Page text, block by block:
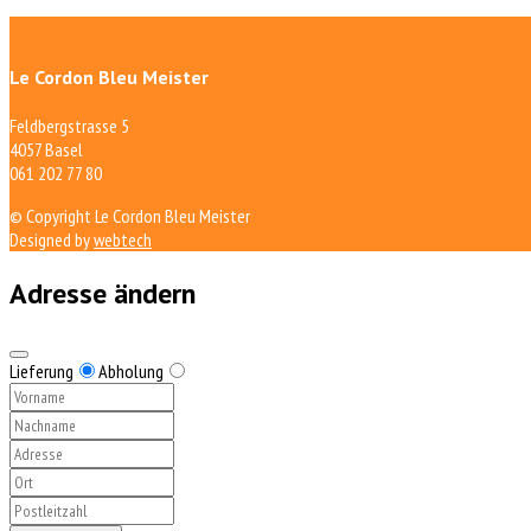
Le Cordon Bleu Meister
Feldbergstrasse 5
4057 Basel
061 202 77 80
© Copyright Le Cordon Bleu Meister
Designed bywebtech
Adresse ändern
Lieferung Abholung